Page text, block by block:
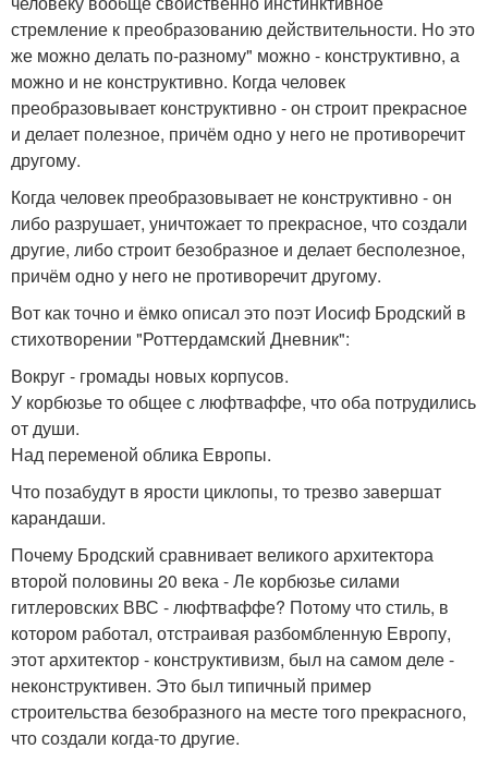
стремление к преобразованию действительности. Но это
же можно делать по-разному" можно - конструктивно, а
можно и не конструктивно. Когда человек
преобразовывает конструктивно - он строит прекрасное
и делает полезное, причём одно у него не противоречит
другому.
Когда человек преобразовывает не конструктивно - он
либо разрушает, уничтожает то прекрасное, что создали
другие, либо строит безобразное и делает бесполезное,
причём одно у него не противоречит другому.
Вот как точно и ёмко описал это поэт Иосиф Бродский в
стихотворении "Роттердамский Дневник":
Вокруг - громады новых корпусов.
У корбюзье то общее с люфтваффе, что оба потрудились
от души.
Над переменой облика Европы.
Что позабудут в ярости циклопы, то трезво завершат
карандаши.
Почему Бродский сравнивает великого архитектора
второй половины 20 века - Ле корбюзье силами
гитлеровских ВВС - люфтваффе? Потому что стиль, в
котором работал, отстраивая разбомбленную Европу,
этот архитектор - конструктивизм, был на самом деле -
неконструктивен. Это был типичный пример
строительства безобразного на месте того прекрасного,
что создали когда-то другие.